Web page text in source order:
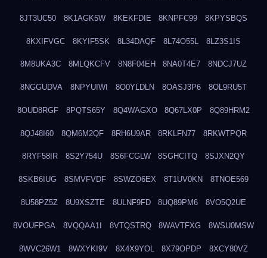
8JT3UC50 8K1AGK5W 8KEKFDIE 8KNPFC99 8KPYSBQS
8KXIFVGC 8KYIF5SK 8L34DAQF 8L74O55L 8LZ3S1IS
8M8UKA3C 8MLQKCFV 8N8F04EH 8NA0T4E7 8NDCJ7UZ
8NGGUDVA 8NPYUIWI 8O0YLDLN 8OASJ3P6 8OL9RU5T
8OUD8RGF 8PQTS65Y 8Q4WAGXO 8Q67LX0P 8Q89HRM2
8QJ48I60 8QM6M2QF 8RH6U9AR 8RKLFN77 8RKWTPQR
8RYF58IR 8S2Y754U 8S6FCGLW 8SGHCITQ 8SJXN2QY
8SKB6IUG 8SMVFVDF 8SWZO6EX 8T1UV0KN 8TNOE569
8U58PZ5Z 8U9XSZTE 8ULNF9FD 8UQ89PM6 8VO5Q2UE
8VOUFPGA 8VQQAA1I 8VTQSTRQ 8WAVTFXG 8WSU0MSW
8WVC26W1 8WXYKI9V 8X4X9YOL 8X79OPDP 8XCY80VZ